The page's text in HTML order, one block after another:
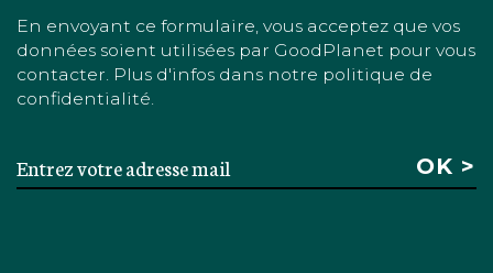
En envoyant ce formulaire, vous acceptez que vos
données soient utilisées par GoodPlanet pour vous
contacter. Plus d'infos dans notre politique de
confidentialité.